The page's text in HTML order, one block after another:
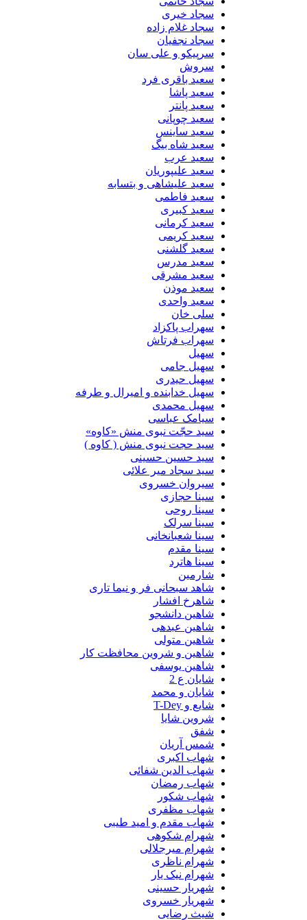
سجاد خیری
سجاد غلام زاده
سجاد نجفیان
سرپیکو و علی سان
سروش
سعید باقری فرد
سعید پاشا
سعید پانتر
سعید چوپانی
سعید ساینس
سعید شاه بیگ
سعید عرب
سعید علیپوریان
سعید علیشاهی و بتسابه
سعید فاطمی
سعید کبیری
سعید کرمانی
سعید کریمی
سعید گلشنی
سعید مدرس
سعید مشرقی
سعید موذن
سعید واحدی
سلی خان
سهراب پاکزاد
سهراب فرتاش
سهیل جامی
سهیل حیدری
سهیل خدابنده و امیرال و طرفه
سهیل محمدی
سیامک عباسی
سید حجّت نبوی منش «کاوه»
سید حجت نبوی منش ( کاوه )
سید حسین حسینى
سید سجاد میر علائی
سیروان خسروی
سینا حجازی
سینا روحی
سینا سرلک
سینا شعبانخانی
سینا مقدم
سینا هاترد
شارمین
شاهد سبحانی فر و نیما تاری
شاهرخ افشار
شاهین دانشجو
شاهین عبدهی
شاهین متولی
شاهین و شروین محافظت کار
شاهین یوسفی
شایان ع 2
شایان و محمد
شایع و T-Dey
شروین شایا
شمس آریان
شهاب اکبری
شهاب الدین شفائی
شهاب رمضان
شهاب شکور
شهاب مظفری
شهاب مقدم و امید طیبی
شهرام شکوهی
شهرام میرجلالی
شهرام ناظری
شهرام نیک یار
شهریار حسینی
شهریار خسروی
شیث رضایی